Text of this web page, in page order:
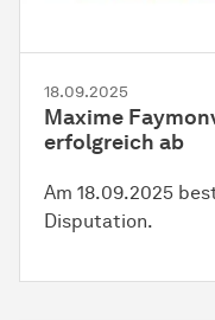
18.09.2025
Maxime
erfolgreich ab
Am 18.09.2025
Disputation.